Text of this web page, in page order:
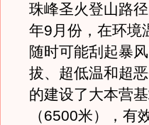
珠峰圣火登山路
年9月份，在环境
随时可能刮起暴
拔、超低温和超
的建设了大本营
（6500米），有